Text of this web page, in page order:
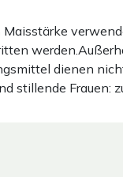
dienen
stillende Frauen: